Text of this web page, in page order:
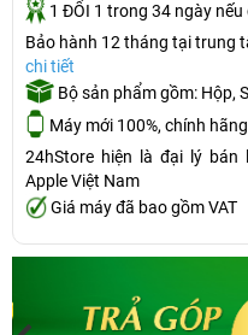
1 ĐỔI 1 trong 34 ngày
Bảo hành 12 tháng tại trung
chi tiết
Bộ sản phẩm gồm: Hộp,
Máy mới 100%, chính
24hStore hiện là đại lý bán
Apple Việt Nam
Giá máy đã bao gồm VAT